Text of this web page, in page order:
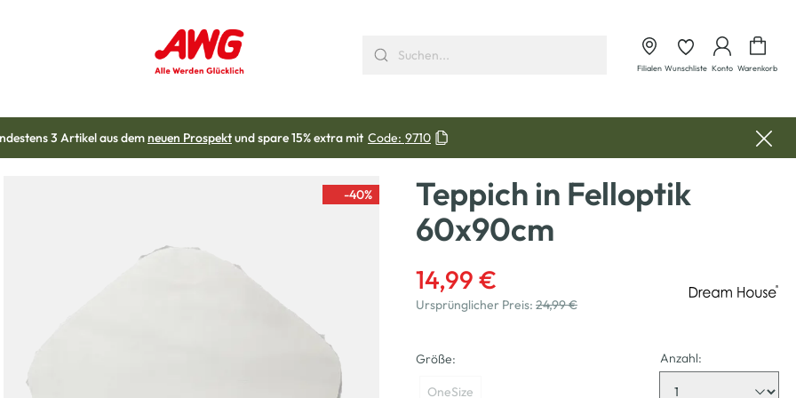
Filialen Wunschliste Konto Warenkorb
3 Artikel aus demneuen Prospektund spare 15% extra mit Code: 9710
-40%
Teppich in Felloptik
60x90cm
14,99 €
Ursprünglicher Preis: 24,99 €
Größe:
OneSize
Anzahl: